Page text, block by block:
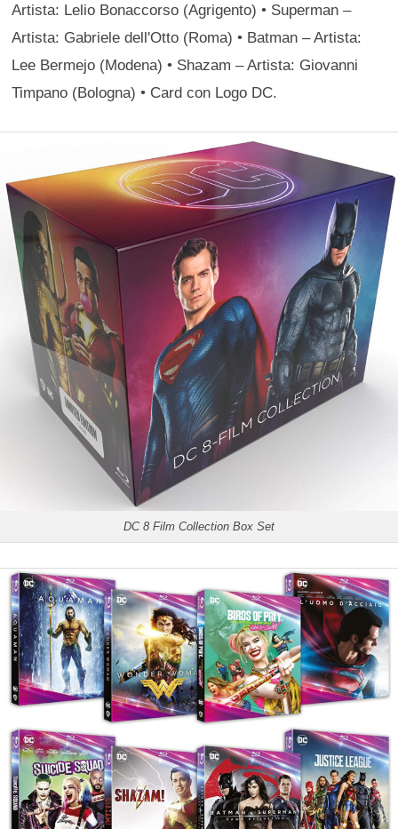
Artista: Lelio Bonaccorso (Agrigento) • Superman –
Artista: Gabriele dell'Otto (Roma) • Batman – Artista:
Lee Bermejo (Modena) • Shazam – Artista: Giovanni
Timpano (Bologna) • Card con Logo DC.
DC 8 Film Collection Box Set